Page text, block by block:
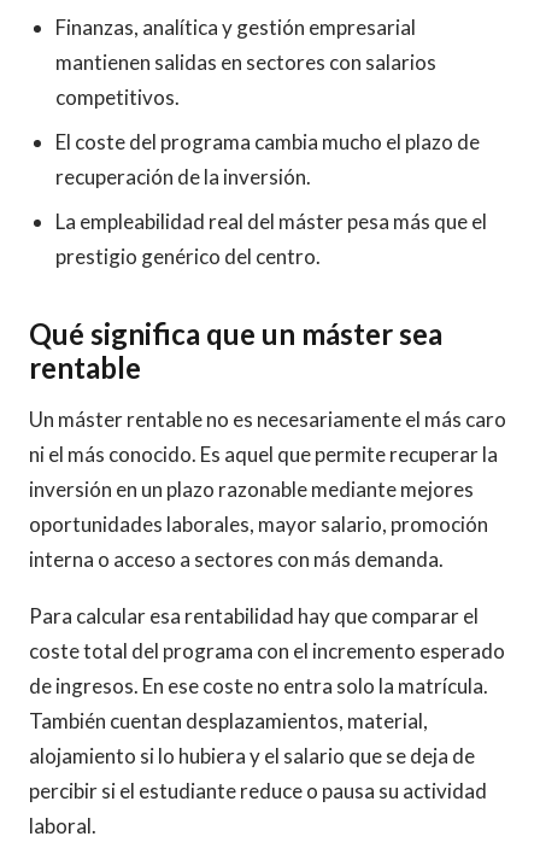
Finanzas, analítica y gestión empresarial
mantienen salidas en sectores con salarios
competitivos.
El coste del programa cambia mucho el plazo de
recuperación de la inversión.
La empleabilidad real del máster pesa más que el
prestigio genérico del centro.
Qué significa que un máster sea
rentable
Un máster rentable no es necesariamente el más caro
ni el más conocido. Es aquel que permite recuperar la
inversión en un plazo razonable mediante mejores
oportunidades laborales, mayor salario, promoción
interna o acceso a sectores con más demanda.
Para calcular esa rentabilidad hay que comparar el
coste total del programa con el incremento esperado
de ingresos. En ese coste no entra solo la matrícula.
También cuentan desplazamientos, material,
alojamiento si lo hubiera y el salario que se deja de
percibir si el estudiante reduce o pausa su actividad
laboral.